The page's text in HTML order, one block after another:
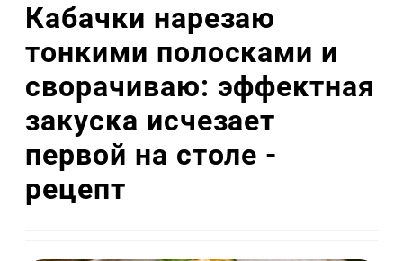
Кабачки нарезаю
тонкими полосками и
сворачиваю: эффектная
закуска исчезает
первой на столе -
рецепт